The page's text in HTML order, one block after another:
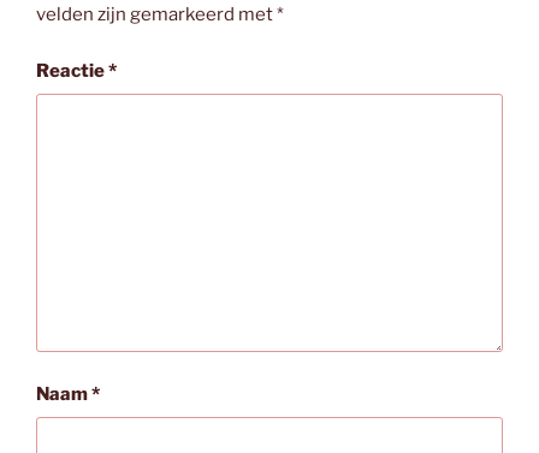
velden zijn gemarkeerd met*
Reactie*
Naam*